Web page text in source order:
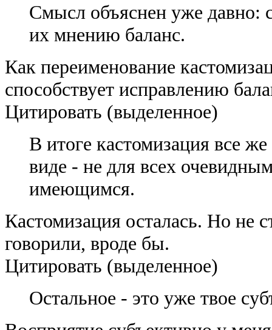
Смысл объяснен уже давно:
их мнению баланс.
Как переименование
способствует исправлению
Цитировать (выделенное)
В итоге кастомизация все
виде - не для всех
имеющимся.
Кастомизация осталась. Но не
говорили, вроде бы.
Цитировать (выделенное)
Остальное - это уже твое